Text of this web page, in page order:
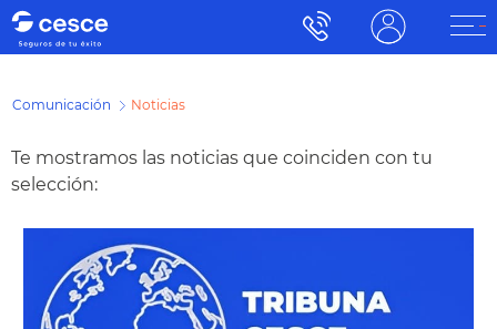
Comunicación Noticias
Te mostramos las noticias que coinciden con tu
selección: